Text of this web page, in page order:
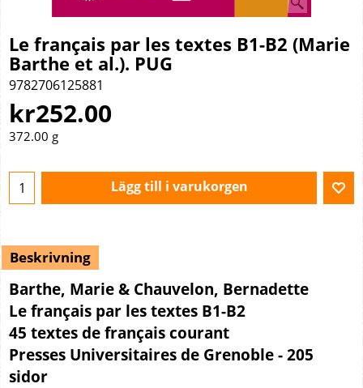
Le français par les textes B1-B2 (Marie
Barthe et al.). PUG
9782706125881
kr252.00
372.00 g
Lägg till i varukorgen
Beskrivning
Barthe, Marie & Chauvelon, Bernadette
Le français par les textes B1-B2
45 textes de français courant
Presses Universitaires de Grenoble - 205
sidor